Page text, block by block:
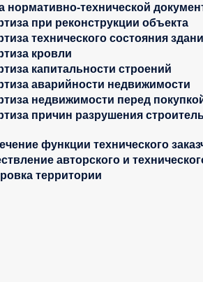
нормативно-технической
при реконструкции объекта
технического состояния
кровли
капитальности строений
аварийности недвижимости
недвижимости перед
причин разрушения
функции технического
авторского и
территории